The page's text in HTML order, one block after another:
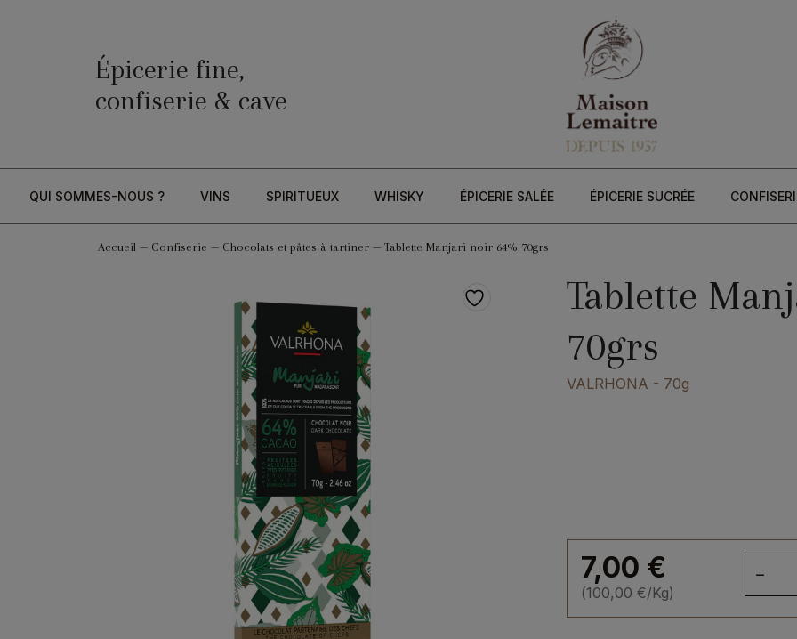
Épicerie fine,
confiserie & cave
QUI SOMMES-NOUS ? VINS SPIRITUEUX WHISKY ÉPICERIE SALÉE ÉPICERIE SUCRÉE
Accueil— Confiserie — Chocolats et pâtes à tartiner— Tablette Manjari noir 64% 70grs
Tablette
70grs
VALRHONA - 70g
7,00 €
(100,00 €/Kg)